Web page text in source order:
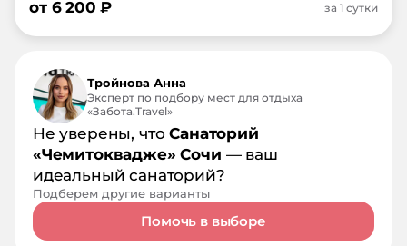
от 6 200 ₽ за 1 сутки
Тройнова Анна
Эксперт по подбору мест для отдыха
«Забота.Travel»
Не уверены, чтоСанаторий
«Чемитоквадже» Сочи — ваш
идеальный санаторий?
Подберем другие варианты
Помочь в выборе